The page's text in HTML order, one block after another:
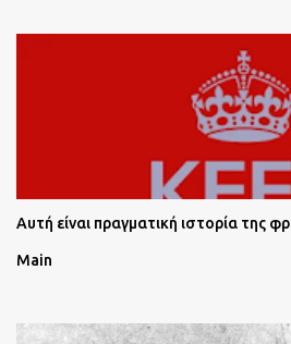
Αυτή είναι πραγματική ιστορία της
Main